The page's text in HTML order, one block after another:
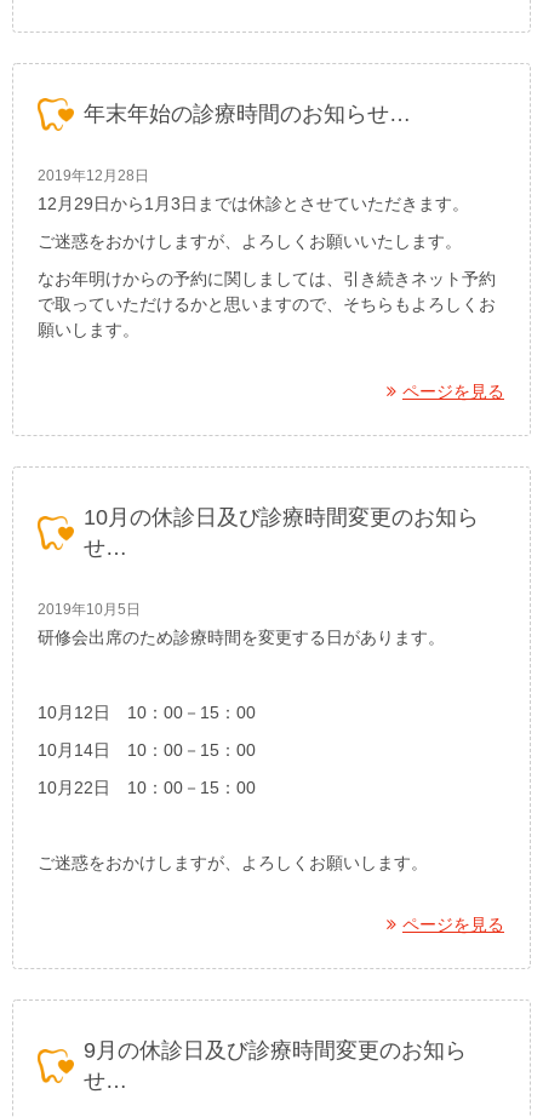
年末年始の診療時間のお知らせ…
2019年12月28日
12月29日から1月3日までは休診とさせていただきます。
ご迷惑をおかけしますが、よろしくお願いいたします。
なお年明けからの予約に関しましては、引き続きネット予約
で取っていただけるかと思いますので、そちらもよろしくお
願いします。
ページを見る
10月の休診日及び診療時間変更のお知ら
せ…
2019年10月5日
研修会出席のため診療時間を変更する日があります。
10月12日 10：00－15：00
10月14日 10：00－15：00
10月22日 10：00－15：00
ご迷惑をおかけしますが、よろしくお願いします。
ページを見る
9月の休診日及び診療時間変更のお知ら
せ…